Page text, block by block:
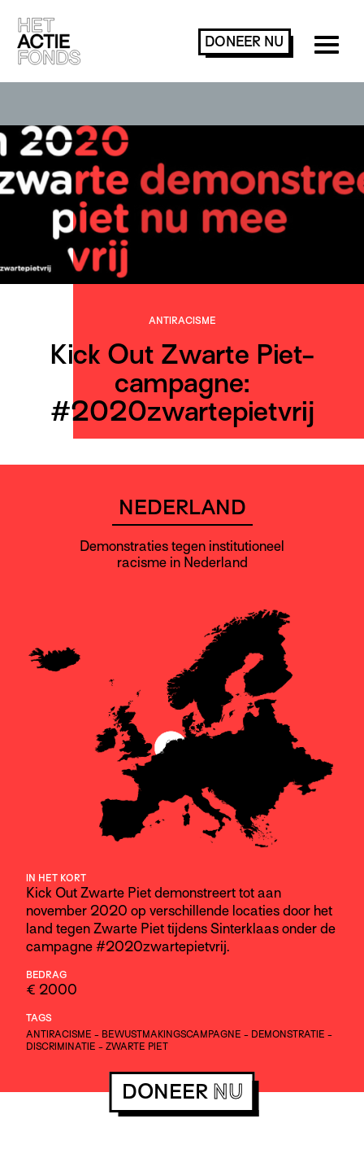
DONEER NU
ANTIRACISME
Kick Out Zwarte Piet-
campagne:
#2020zwartepietvrij
NEDERLAND
Demonstraties tegen institutioneel
racisme in Nederland
IN HET KORT
Kick Out Zwarte Piet demonstreert tot aan
november 2020 op verschillende locaties door het
land tegen Zwarte Piet tijdens Sinterklaas onder de
campagne #2020zwartepietvrij.
BEDRAG
€ 2000
TAGS
ANTIRACISME - BEWUSTMAKINGSCAMPAGNE - DEMONSTRATIE -
DISCRIMINATIE - ZWARTE PIET
DONEER NU